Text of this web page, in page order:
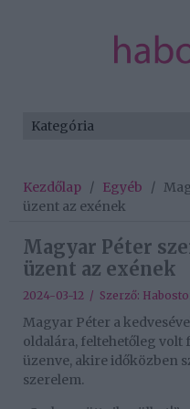
Kezdőlap / Egyéb /
üzent az exének
Magyar Péter
üzent az exének
2024-03-12 / Szerző:
Magyar Péter a
oldalára, feltehetőleg volt
üzenve, akire időközben
szerelem.